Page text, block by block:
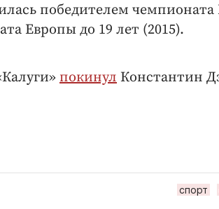
победителем
Европы до 19 лет (2015).
покинул Константин
спорт